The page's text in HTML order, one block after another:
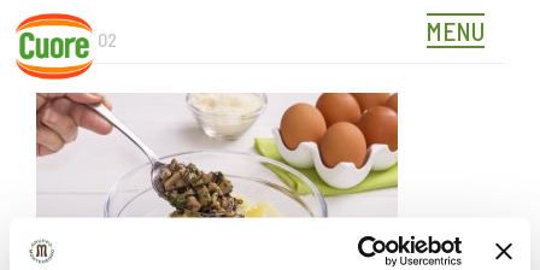
Skip
content
MENU
489118_02